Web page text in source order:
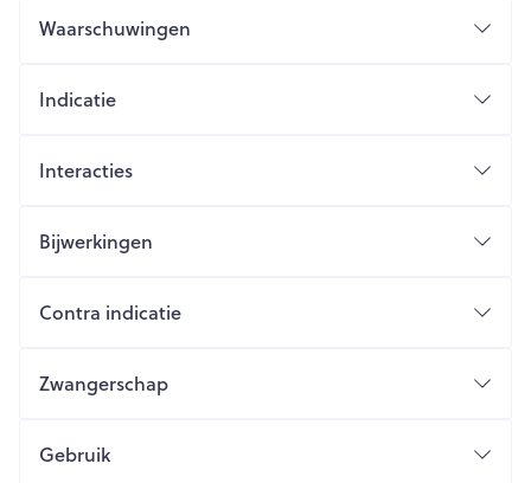
Waarschuwingen
Indicatie
Interacties
Bijwerkingen
Contra indicatie
Zwangerschap
Gebruik